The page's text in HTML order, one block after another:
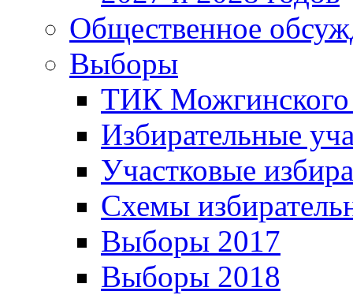
Общественное
Выборы
ТИК Можгинского
Избирательные
Участковые
Схемы
Выборы 2017
Выборы 2018